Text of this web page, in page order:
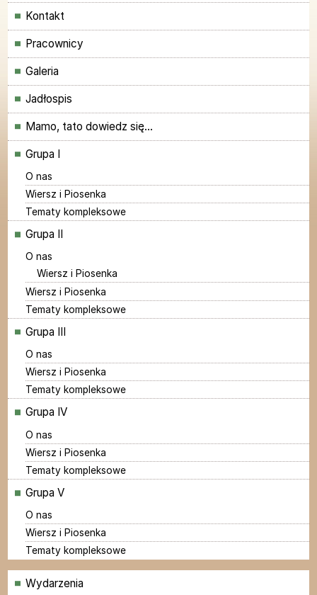
Kontakt
Pracownicy
Galeria
Jadłospis
Mamo, tato dowiedz się...
Grupa I
O nas
Wiersz i Piosenka
Tematy kompleksowe
Grupa II
O nas
Wiersz i Piosenka
Wiersz i Piosenka
Tematy kompleksowe
Grupa III
O nas
Wiersz i Piosenka
Tematy kompleksowe
Grupa IV
O nas
Wiersz i Piosenka
Tematy kompleksowe
Grupa V
O nas
Wiersz i Piosenka
Tematy kompleksowe
Menu
Wydarzenia